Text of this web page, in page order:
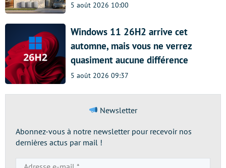
5 août 2026 10:00
Windows 11 26H2 arrive cet
automne, mais vous ne verrez
quasiment aucune différence
5 août 2026 09:37
Newsletter
Abonnez-vous à notre newsletter pour recevoir nos
dernières actus par mail !